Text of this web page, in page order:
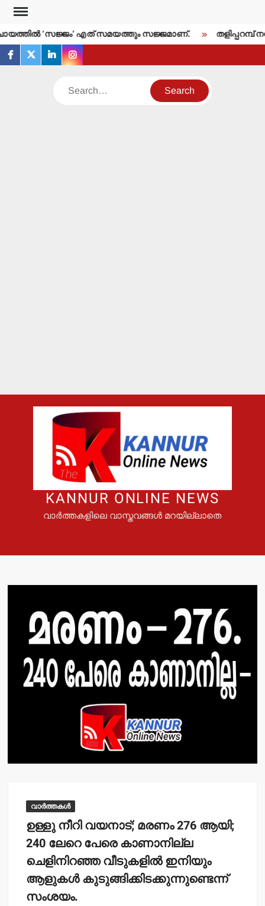
Skip
content
‘സജ്ജം’ എത് സമയത്തും സജ്ജമാണ്. തളിപ്പറമ്പ്
facebook
twitterlinkedininstagram
Search
KANNUR ONLINE NEWS
വാർത്തകളിലെ വാസ്തവങ്ങൾ മറയില്ലാതെ
വാർത്തകൾ
ഉള്ളു നീറി വയനാട്; മരണം 276 ആയി;
240 ലേറെ പേരെ കാണാനില്ല
ചെളിനിറഞ്ഞ വീടുകളില്‍ ഇനിയും
ആളുകള്‍ കുടുങ്ങിക്കിടക്കുന്നുണ്ടെന്ന്
സംശയം.